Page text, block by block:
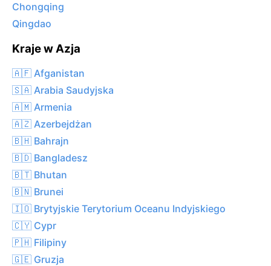
Chongqing
Qingdao
Kraje w Azja
🇦🇫 Afganistan
🇸🇦 Arabia Saudyjska
🇦🇲 Armenia
🇦🇿 Azerbejdżan
🇧🇭 Bahrajn
🇧🇩 Bangladesz
🇧🇹 Bhutan
🇧🇳 Brunei
🇮🇴 Brytyjskie Terytorium Oceanu Indyjskiego
🇨🇾 Cypr
🇵🇭 Filipiny
🇬🇪 Gruzja